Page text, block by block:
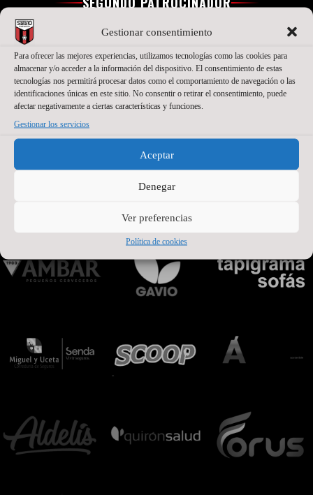
Gestionar consentimiento
Para ofrecer las mejores experiencias, utilizamos tecnologías como las cookies para
almacenar y/o acceder a la información del dispositivo. El consentimiento de estas
tecnologías nos permitirá procesar datos como el comportamiento de navegación o las
identificaciones únicas en este sitio. No consentir o retirar el consentimiento, puede
afectar negativamente a ciertas características y funciones.
Gestionar los servicios
Aceptar
Denegar
Ver preferencias
Política de cookies
PATROCINADORES OFICIALES PREMIUM